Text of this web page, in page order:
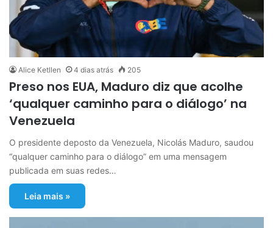
Alice Ketllen 4 dias atrás 205
Preso nos EUA, Maduro diz que acolhe
‘qualquer caminho para o diálogo’ na
Venezuela
O presidente deposto da Venezuela, Nicolás Maduro, saudou
“qualquer caminho para o diálogo” em uma mensagem
publicada em suas redes…
Leia mais »